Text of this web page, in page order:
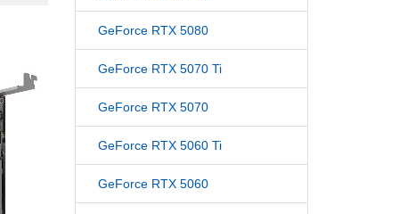
GeForce RTX 5080
GeForce RTX 5070 Ti
GeForce RTX 5070
GeForce RTX 5060 Ti
GeForce RTX 5060